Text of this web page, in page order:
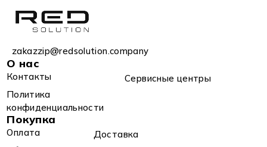
zakazzip@redsolution.company
О нас
Контакты
Сервисные центры
Политика
конфиденциальности
Покупка
Оплата
Доставка